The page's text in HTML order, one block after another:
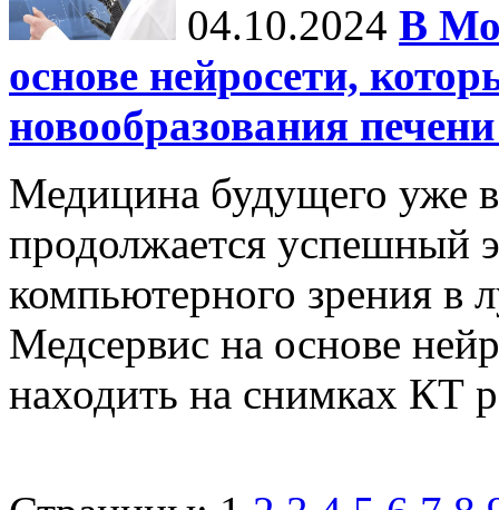
04.10.2024 В
основе нейросети,
новообразования
Медицина будущего уже
продолжается успешный
компьютерного зрения в
Медсервис на основе
находить на снимках КТ